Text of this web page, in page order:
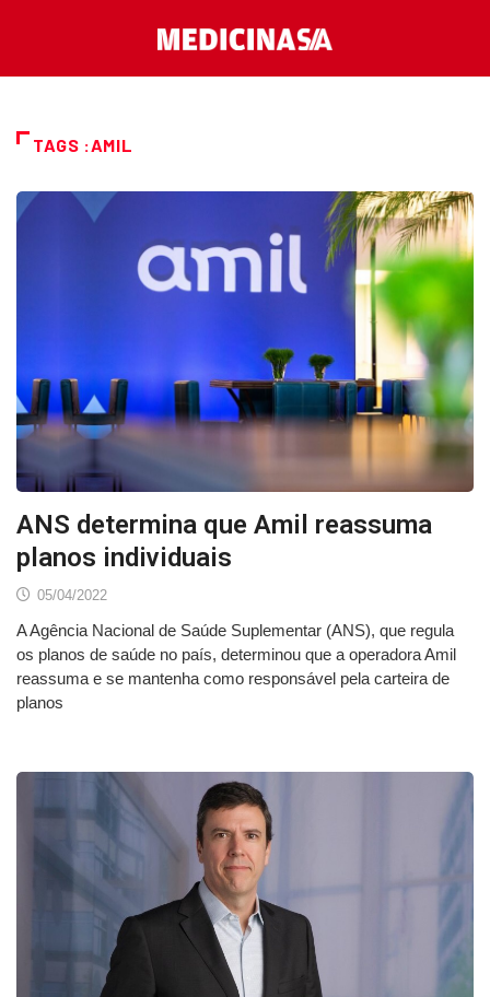
TAGS :AMIL
ANS determina que Amil reassuma
planos individuais
05/04/2022
A Agência Nacional de Saúde Suplementar (ANS), que regula
os planos de saúde no país, determinou que a operadora Amil
reassuma e se mantenha como responsável pela carteira de
planos